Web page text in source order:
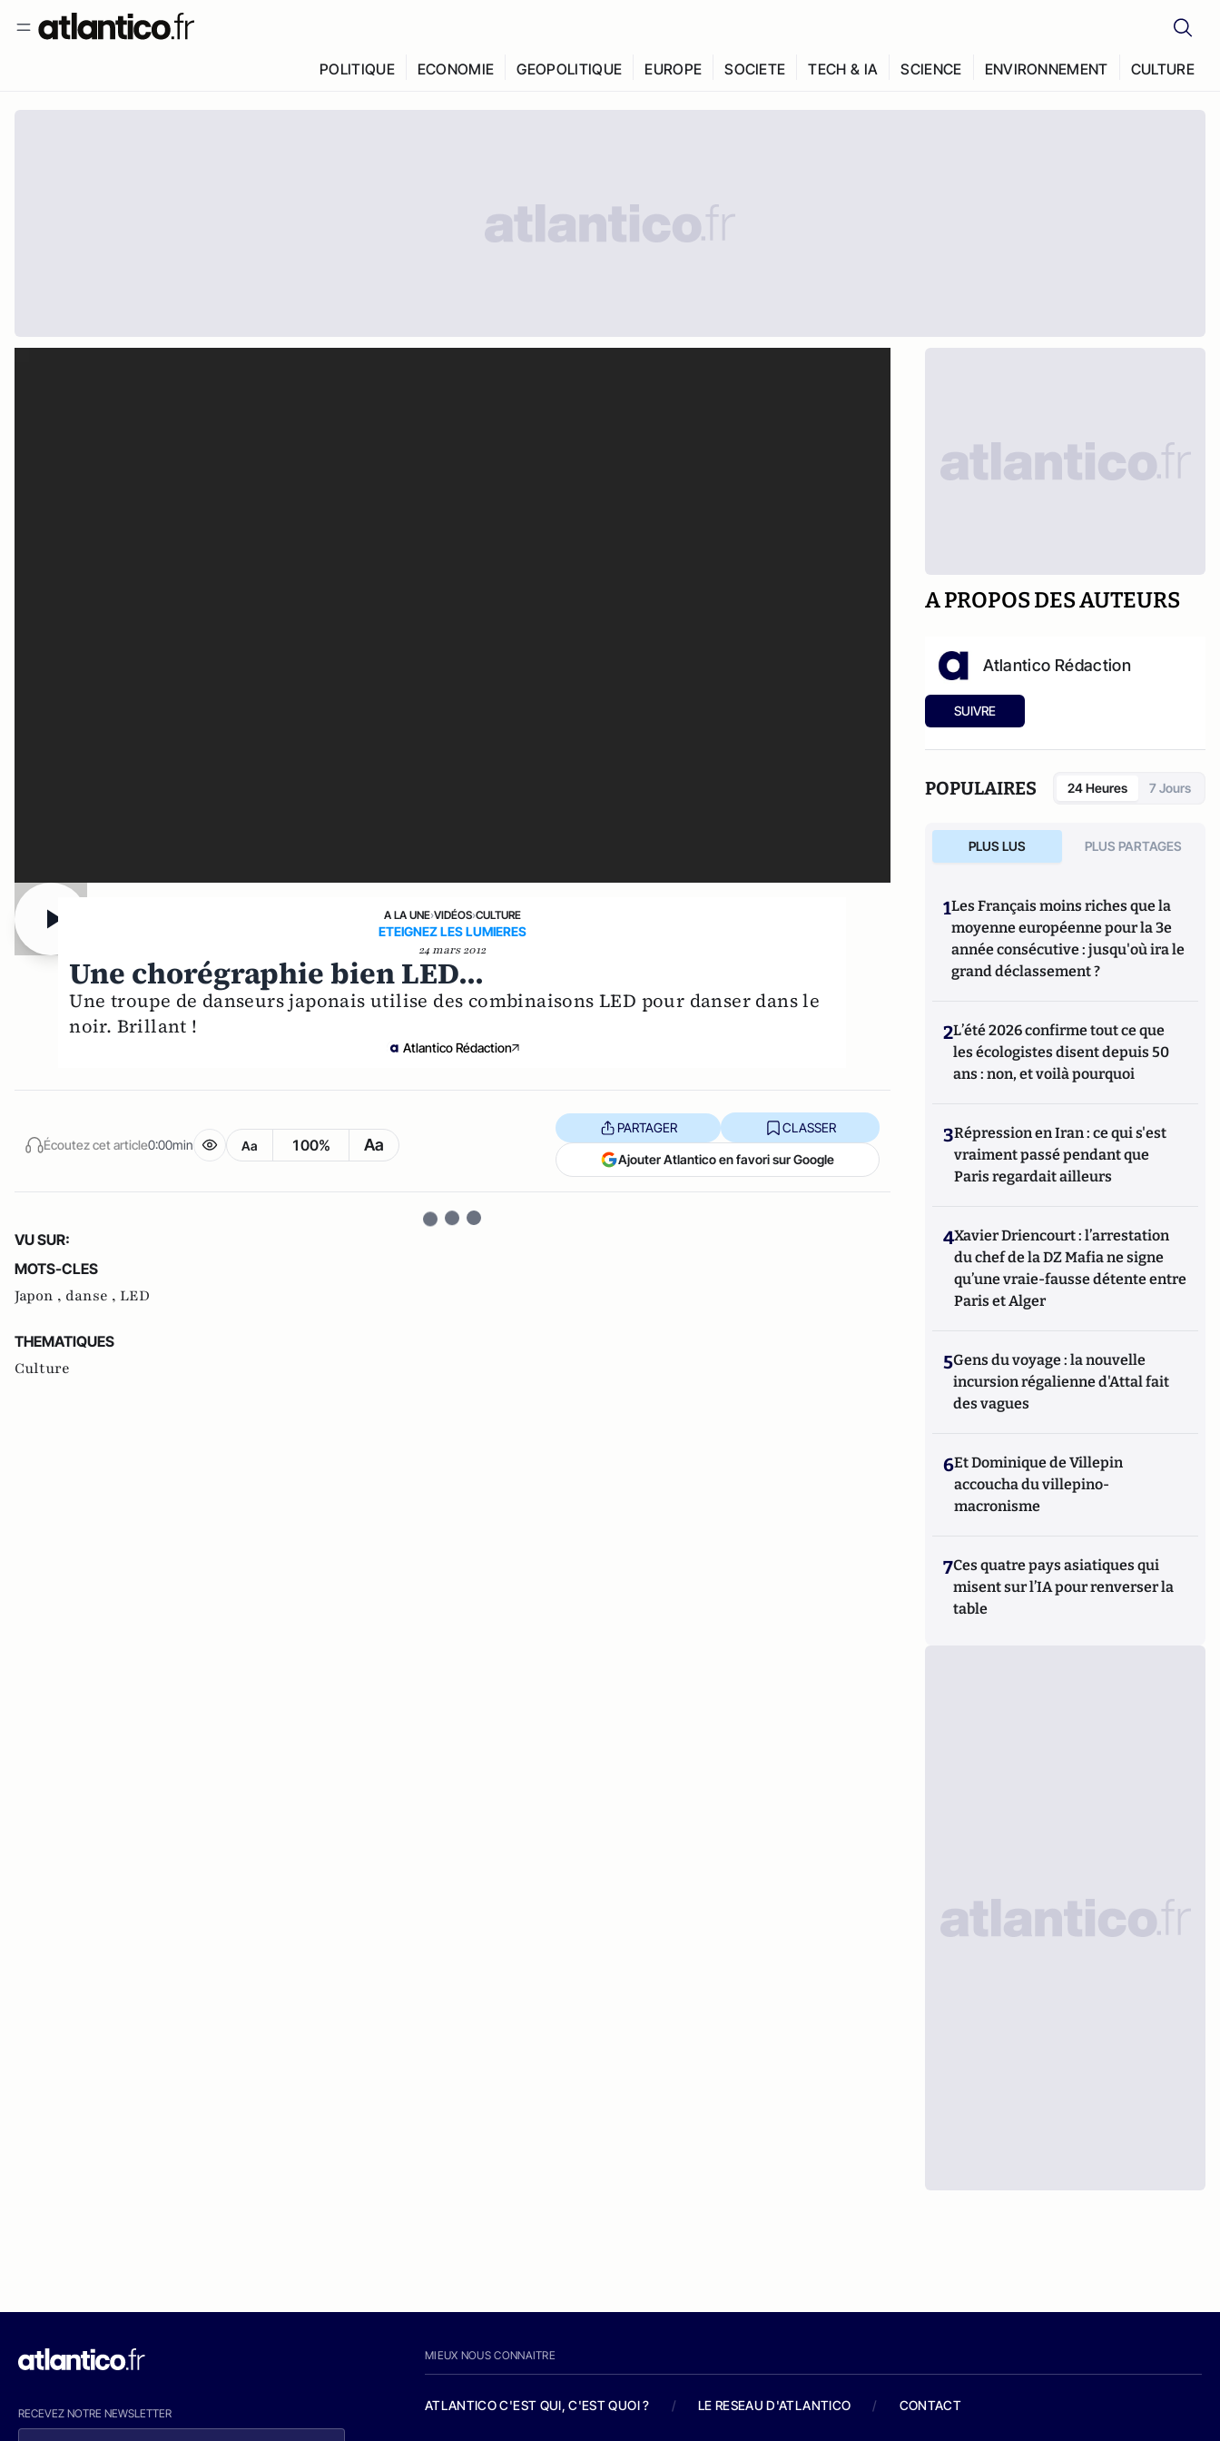
POLITIQUE ECONOMIE GEOPOLITIQUE EUROPE SOCIETE TECH & IA SCIENCE ENVIRONNEMENT CULTURE
A LA UNE›VIDÉOS›CULTURE
ETEIGNEZ LES LUMIERES
24 mars 2012
Une chorégraphie bien LED...
Une troupe de danseurs japonais utilise des combinaisons LED pour danser dans le
noir. Brillant !
Atlantico Rédaction
Écoutez cet article0:00min Aa 100% Aa
PARTAGER CLASSER
Ajouter Atlantico en favori sur Google
VU SUR:
MOTS-CLES
Japon , danse , LED
THEMATIQUES
Culture
A PROPOS DES AUTEURS
Atlantico Rédaction
SUIVRE
POPULAIRES 24 Heures 7 Jours
PLUS LUS PLUS PARTAGES
1Les Français moins riches que la
moyenne européenne pour la 3e
année consécutive : jusqu'où ira le
grand déclassement ?
2L’été 2026 confirme tout ce que
les écologistes disent depuis 50
ans : non, et voilà pourquoi
3Répression en Iran : ce qui s'est
vraiment passé pendant que
Paris regardait ailleurs
4Xavier Driencourt : l’arrestation
du chef de la DZ Mafia ne signe
qu’une vraie-fausse détente entre
Paris et Alger
5Gens du voyage : la nouvelle
incursion régalienne d'Attal fait
des vagues
6Et Dominique de Villepin
accoucha du villepino-
macronisme
7Ces quatre pays asiatiques qui
misent sur l’IA pour renverser la
table
RECEVEZ NOTRE NEWSLETTER
MIEUX NOUS CONNAITRE
ATLANTICO C'EST QUI, C'EST QUOI ? / LE RESEAU D'ATLANTICO / CONTACT